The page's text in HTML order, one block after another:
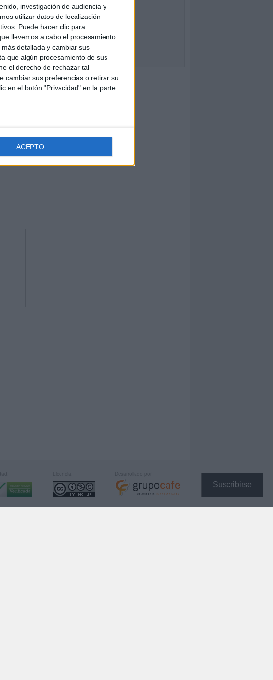
investigación de audiencia y
utilizar datos de localización
Puede hacer clic para
llevemos a cabo el procesamiento
detallada y cambiar sus
que algún procesamiento de sus
el derecho de rechazar tal
cambiar sus preferencias o retirar su
en el botón "Privacidad" en la parte
ACEPTO
Suscribirse